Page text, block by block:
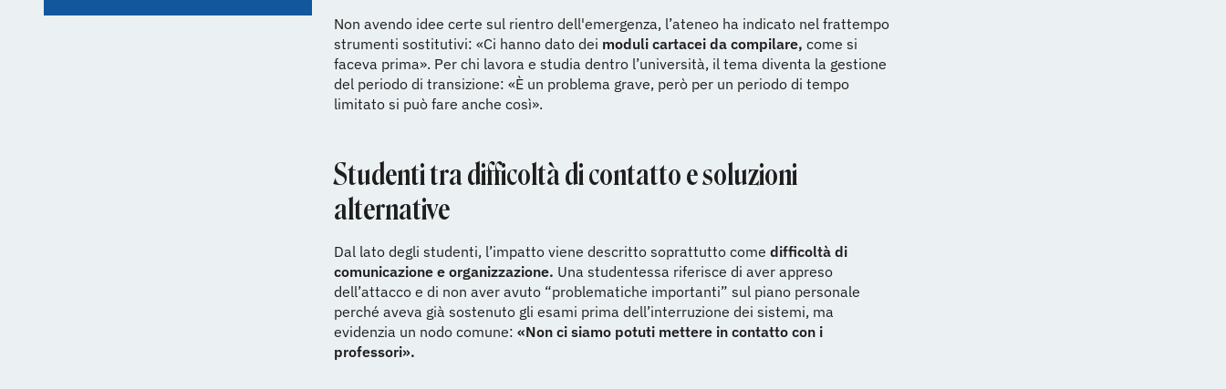
Non avendo idee certe sul rientro dell'emergenza, l’ateneo ha indicato nel frattempo
strumenti sostitutivi: «Ci hanno dato dei moduli cartacei da compilare, come si
faceva prima». Per chi lavora e studia dentro l’università, il tema diventa la gestione
del periodo di transizione: «È un problema grave, però per un periodo di tempo
limitato si può fare anche così».
Studenti tra difficoltà di contatto e soluzioni
alternative
Dal lato degli studenti, l’impatto viene descritto soprattutto come difficoltà di
comunicazione e organizzazione. Una studentessa riferisce di aver appreso
dell’attacco e di non aver avuto “problematiche importanti” sul piano personale
perché aveva già sostenuto gli esami prima dell’interruzione dei sistemi, ma
evidenzia un nodo comune: «Non ci siamo potuti mettere in contatto con i
professori».